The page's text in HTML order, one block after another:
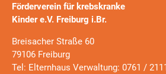
Förderverein für krebskranke
Kinder e.V. Freiburg i.Br.
Breisacher Straße 60
79106 Freiburg
Tel: Elternhaus Verwaltung: 0761 /